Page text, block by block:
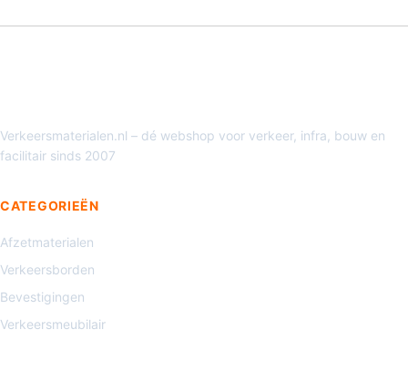
Verkeersmaterialen.nl – dé webshop voor verkeer, infra, bouw en
facilitair sinds 2007
CATEGORIEËN
Afzetmaterialen
Verkeersborden
Bevestigingen
Verkeersmeubilair